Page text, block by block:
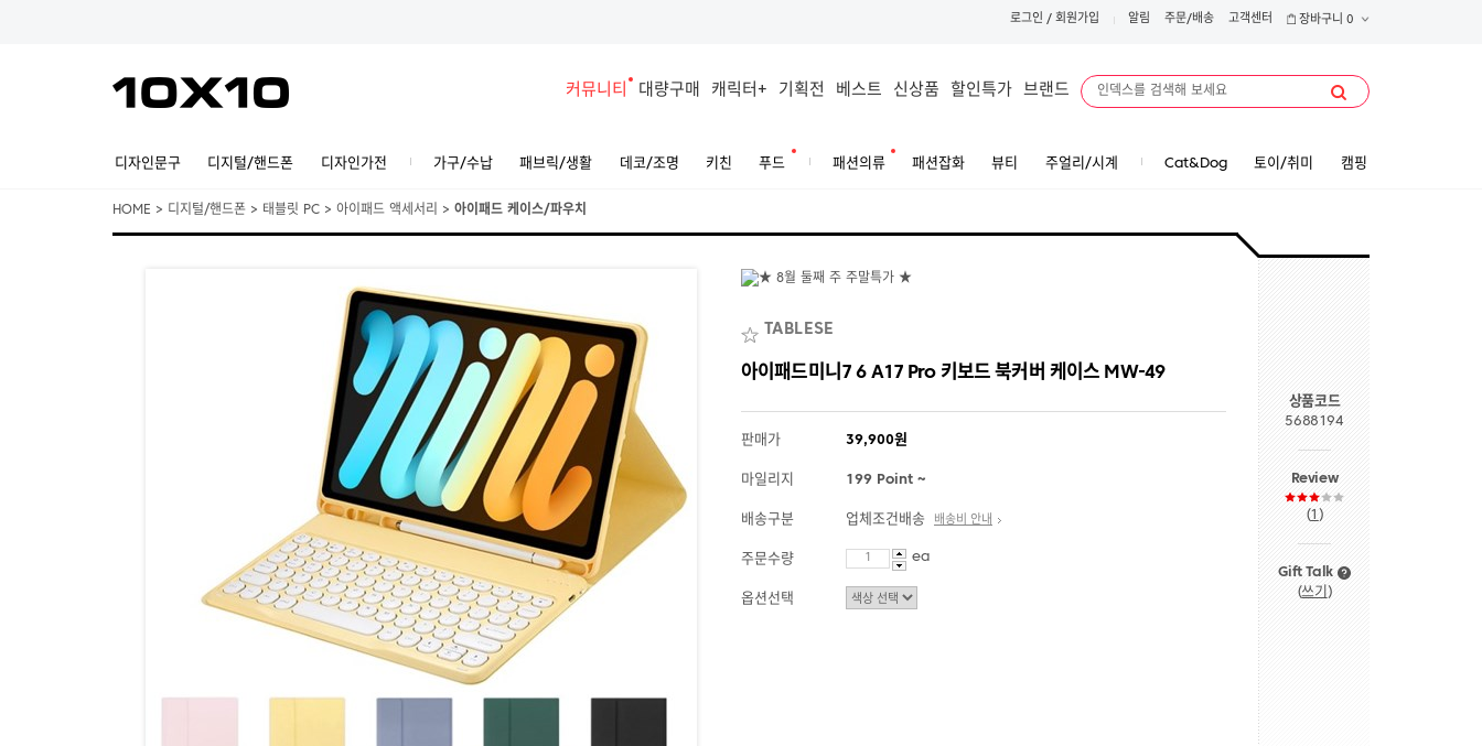
로그인 / 회원가입 알림 주문/배송 고객센터 장바구니 0
커뮤니티 대량구매 캐릭터+ 기획전 베스트 신상품 할인특가 브랜드
디자인문구 디지털/핸드폰 디자인가전 가구/수납 패브릭/생활 데코/조명 키친 푸드 패션의류 패션잡화 뷰티 주얼리/시계 Cat&Dog 토이/취미 캠핑
HOME > 디지털/핸드폰 > 태블릿 PC > 아이패드 액세서리 > 아이패드 케이스/파우치
TABLESE
아이패드미니7 6 A17 Pro 키보드 북커버 케이스 MW-49
판매가 39,900원
마일리지 199 Point ~
배송구분 업체조건배송 배송비 안내
주문수량 ea
옵션선택
상품코드
5688194
Review
(1 )
Gift Talk
(쓰기 )